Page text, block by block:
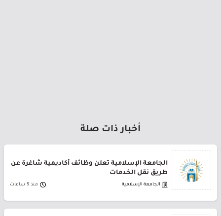
أخبار ذات صلة
الجامعة الإسلامية تعلن وظائف أكاديمية شاغرة عن
طريق نقل الخدمات
الجامعة الإسلامية منذ 9 ساعات